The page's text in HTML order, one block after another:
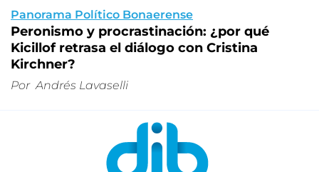
Panorama Político Bonaerense
Peronismo y procrastinación: ¿por qué
Kicillof retrasa el diálogo con Cristina
Kirchner?
Por Andrés Lavaselli